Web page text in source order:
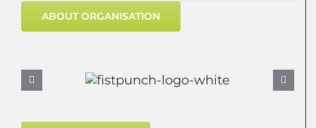
ABOUT ORGANISATION